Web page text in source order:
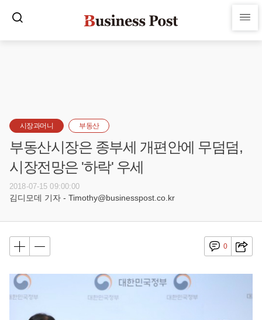
시장과머니 부동산
부동산시장은 종부세 개편안에 무덤덤,
시장전망은 '하락' 우세
2018-07-15 09:00:00
김디모데 기자 - Timothy@businesspost.co.kr
0